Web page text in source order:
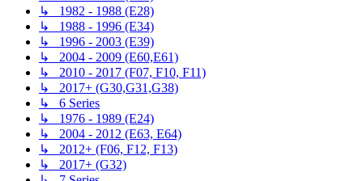
↳ 1982 - 1988 (E28)
↳ 1988 - 1996 (E34)
↳ 1996 - 2003 (E39)
↳ 2004 - 2009 (E60,E61)
↳ 2010 - 2017 (F07, F10, F11)
↳ 2017+ (G30,G31,G38)
↳ 6 Series
↳ 1976 - 1989 (E24)
↳ 2004 - 2012 (E63, E64)
↳ 2012+ (F06, F12, F13)
↳ 2017+ (G32)